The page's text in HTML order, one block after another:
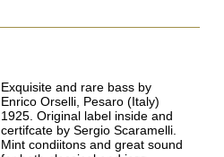
Exquisite and rare bass by
Enrico Orselli, Pesaro (Italy)
1925. Original label inside and
certifcate by Sergio Scaramelli.
Mint condiitons and great sound